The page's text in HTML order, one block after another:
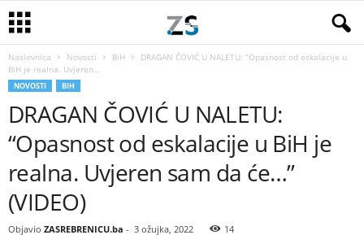
Naslovnica Novosti BiH
DRAGAN ČOVIĆ U NALETU: “Opasnost od eskalacije u
BiH je realna. Uvjeren...
NOVOSTI BIH
DRAGAN ČOVIĆ U NALETU:
“Opasnost od eskalacije u BiH je
realna. Uvjeren sam da će…”
(VIDEO)
Objavio ZASREBRENICU.ba - 3 ožujka, 2022 14